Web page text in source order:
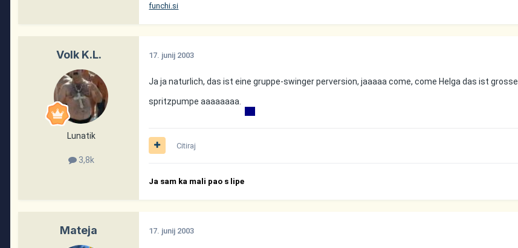
funchi.si
Volk K.L.
Lunatik
3,8k
17. junij 2003
Ja ja naturlich, das ist eine gruppe-swinger perversion, jaaaaa come, come Helga das ist grosse
spritzpumpe aaaaaaaa.
Citiraj
Ja sam ka mali pao s lipe
Mateja 17. junij 2003